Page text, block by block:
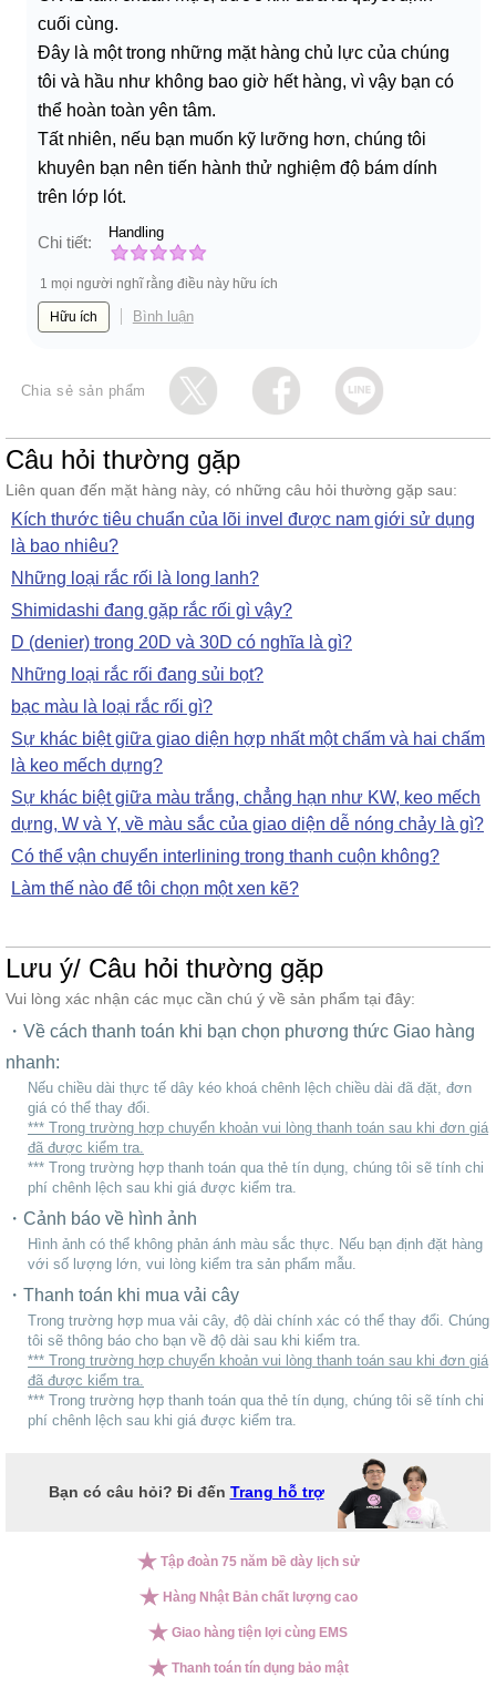
cuối cùng.
Đây là một trong những mặt hàng chủ lực của chúng
tôi và hầu như không bao giờ hết hàng, vì vậy bạn có
thể hoàn toàn yên tâm.
Tất nhiên, nếu bạn muốn kỹ lưỡng hơn, chúng tôi
khuyên bạn nên tiến hành thử nghiệm độ bám dính
trên lớp lót.
Chi tiết:
Handling
1 mọi người nghĩ rằng điều này hữu ích
Hữu ích Bình luận
Chia sẻ sản phẩm
Câu hỏi thường gặp
Liên quan đến mặt hàng này, có những câu hỏi thường gặp sau:
Kích thước tiêu chuẩn của lõi invel được nam giới sử dụng
là bao nhiêu?
Những loại rắc rối là long lanh?
Shimidashi đang gặp rắc rối gì vậy?
D (denier) trong 20D và 30D có nghĩa là gì?
Những loại rắc rối đang sủi bọt?
bạc màu là loại rắc rối gì?
Sự khác biệt giữa giao diện hợp nhất một chấm và hai chấm
là keo mếch dựng?
Sự khác biệt giữa màu trắng, chẳng hạn như KW, keo mếch
dựng, W và Y, về màu sắc của giao diện dễ nóng chảy là gì?
Có thể vận chuyển interlining trong thanh cuộn không?
Làm thế nào để tôi chọn một xen kẽ?
Lưu ý/ Câu hỏi thường gặp
Vui lòng xác nhận các mục cần chú ý về sản phẩm tại đây:
Về cách thanh toán khi bạn chọn phương thức Giao hàng
nhanh:
Nếu chiều dài thực tế dây kéo khoá chênh lệch chiều dài đã đặt, đơn
giá có thể thay đổi.
*** Trong trường hợp chuyển khoản vui lòng thanh toán sau khi đơn giá
đã được kiểm tra.
*** Trong trường hợp thanh toán qua thẻ tín dụng, chúng tôi sẽ tính chi
phí chênh lệch sau khi giá được kiểm tra.
Cảnh báo về hình ảnh
Hình ảnh có thể không phản ánh màu sắc thực. Nếu bạn định đặt hàng
với số lượng lớn, vui lòng kiểm tra sản phẩm mẫu.
Thanh toán khi mua vải cây
Trong trường hợp mua vải cây, độ dài chính xác có thể thay đổi. Chúng
tôi sẽ thông báo cho bạn về độ dài sau khi kiểm tra.
*** Trong trường hợp chuyển khoản vui lòng thanh toán sau khi đơn giá
đã được kiểm tra.
*** Trong trường hợp thanh toán qua thẻ tín dụng, chúng tôi sẽ tính chi
phí chênh lệch sau khi giá được kiểm tra.
Bạn có câu hỏi? Đi đến Trang hỗ trợ
Tập đoàn 75 năm bề dày lịch sử
Hàng Nhật Bản chất lượng cao
Giao hàng tiện lợi cùng EMS
Thanh toán tín dụng bảo mật